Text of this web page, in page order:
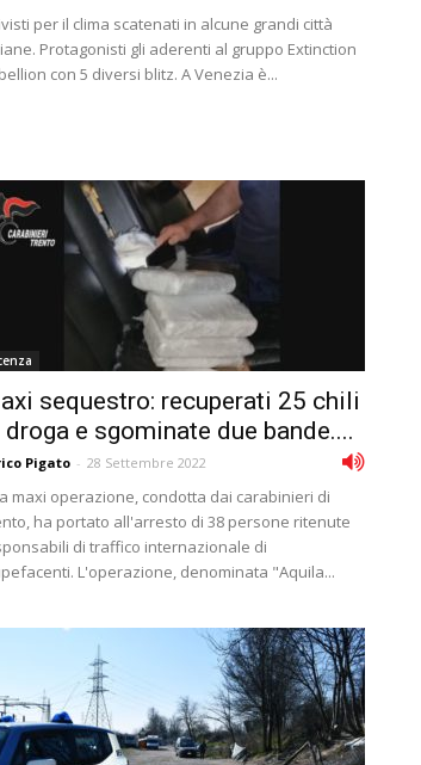
per il clima scatenati in alcune grandi città
Protagonisti gli aderenti al gruppo Extinction
con 5 diversi blitz. A Venezia è...
sequestro: recuperati 25 chili
e sgominate due bande....
Pigato - 28 Settembre 2022
maxi operazione, condotta dai carabinieri di
ha portato all'arresto di 38 persone ritenute
di traffico internazionale di
L'operazione, denominata "Aquila...